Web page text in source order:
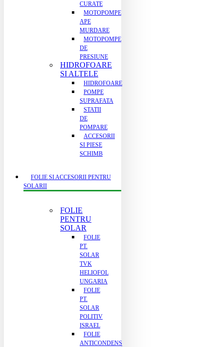
CURATE
MOTOPOMPE
APE
MURDARE
MOTOPOMPE
DE
PRESIUNE
HIDROFOARE
SI ALTELE
HIDROFOARE
POMPE
SUPRAFATA
STATII
DE
POMPARE
ACCESORII
SI PIESE
SCHIMB
FOLIE SI ACCESORII PENTRU
SOLARII
FOLIE
PENTRU
SOLAR
FOLIE
PT.
SOLAR
TVK
HELIOFOL
UNGARIA
FOLIE
PT.
SOLAR
POLITIV
ISRAEL
FOLIE
ANTICONDENS